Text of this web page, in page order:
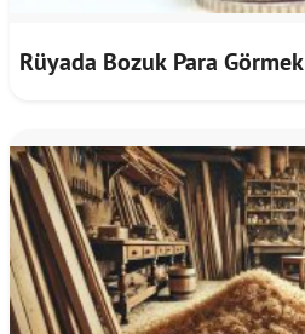
Rüyada Bozuk Para Görmek